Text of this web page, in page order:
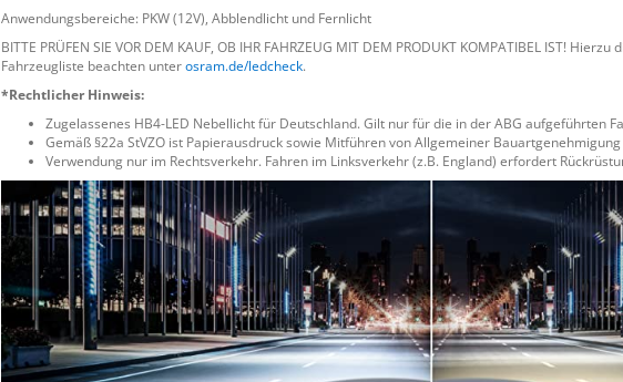
Anwendungsbereiche: PKW (12V), Abblendlicht und Fernlicht
BITTE PRÜFEN SIE VOR DEM KAUF, OB IHR FAHRZEUG MIT DEM PRODUKT KOMPATIBEL IST! Hierzu
Fahrzeugliste beachten unterosram.de/ledcheck.
*Rechtlicher Hinweis:
Zugelassenes HB4-LED Nebellicht für Deutschland. Gilt nur für die in der ABG aufgeführten
Gemäß §22a StVZO ist Papierausdruck sowie Mitführen von Allgemeiner
Verwendung nur im Rechtsverkehr. Fahren im Linksverkehr (z.B. England) erfordert